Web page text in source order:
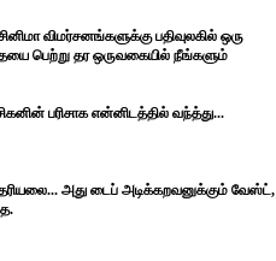
விமர்சனங்களுக்கு பதிவுலகில் ஒரு
பெற்று தர ஒருவகையில் நீங்களும்
பரிசாக என்னிடத்தில் வந்த்து...
அது டைப் அடிக்கறவனுக்கும் வேஸ்ட்,